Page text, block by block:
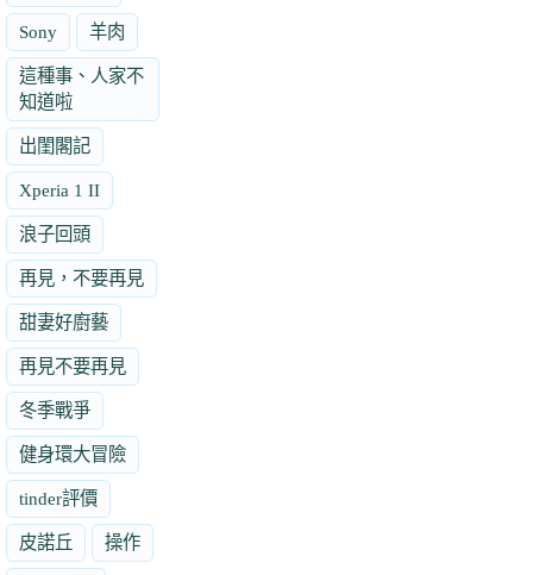
Sony 羊肉
這種事、人家不
知道啦
出閨閣記
Xperia 1 II
浪子回頭
再見，不要再見
甜妻好廚藝
再見不要再見
冬季戰爭
健身環大冒險
tinder評價
皮諾丘 操作